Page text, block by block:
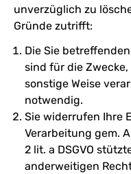
unverzüglich zu
Gründe zutrifft:
Die Sie
sind für die
sonstige Weise
notwendig.
Sie widerrufen Ihre
Verarbeitung gem.
2 lit. a DSGVO
anderweitigen